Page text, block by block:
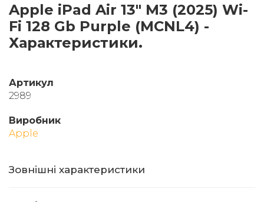
Apple iPad Air 13" M3 (2025) Wi-
Fi 128 Gb Purple (MCNL4) -
Характеристики.
Артикул
2989
Виробник
Apple
Зовнішні характеристики